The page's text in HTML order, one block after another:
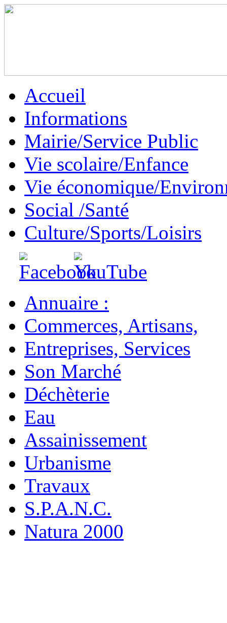
Accueil
Informations
Mairie/Service Public
Vie scolaire/Enfance
Vie économique/
Social /Santé
Culture/Sports/Loisirs
Annuaire :
Commerces, Artisans,
Entreprises, Services
Son Marché
Déchèterie
Eau
Assainissement
Urbanisme
Travaux
S.P.A.N.C.
Natura 2000